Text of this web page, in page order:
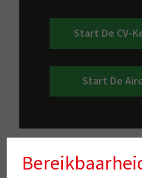
Start De CV-
Start De